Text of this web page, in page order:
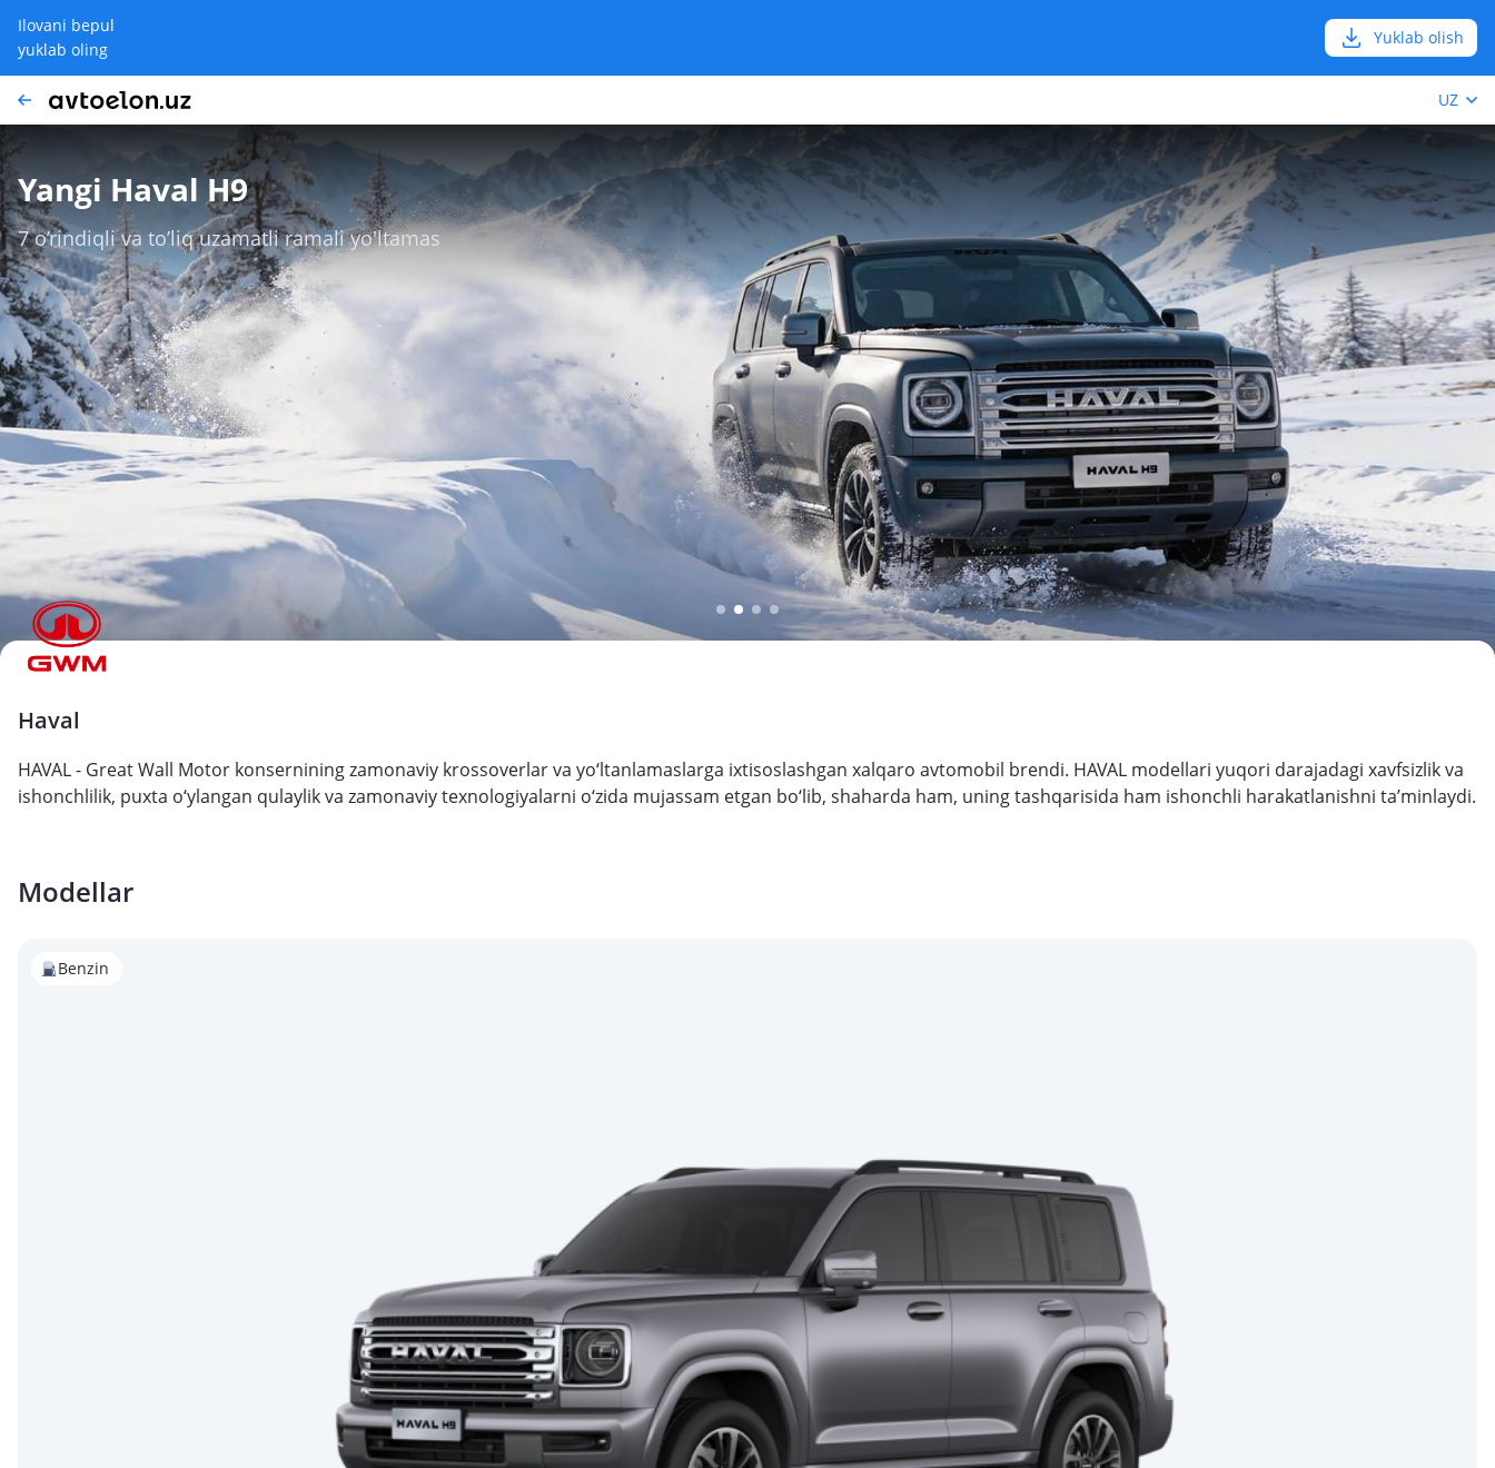
Ilovani bepul
yuklab oling
Yuklab olish
UZ
Qudratli Haval Dargo
Trassa va yo’lsiz joylar uchun ishonchli yo'ltamas
Haval
HAVAL - Great Wall Motor konsernining zamonaviy krossoverlar va yo‘ltanlamaslarga ixtisoslashgan xalqaro avtomobil brendi. HAVAL modellari yuqori darajadagi xavfsizlik va
ishonchlilik, puxta o‘ylangan qulaylik va zamonaviy texnologiyalarni o‘zida mujassam etgan bo‘lib, shaharda ham, uning tashqarisida ham ishonchli harakatlanishni ta’minlaydi.
Modellar
Benzin